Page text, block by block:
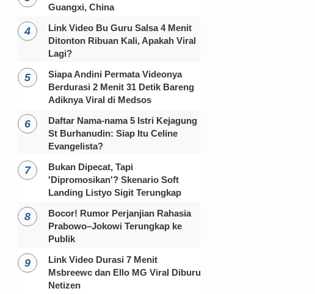
Guangxi, China
Link Video Bu Guru Salsa 4 Menit
Ditonton Ribuan Kali, Apakah Viral
Lagi?
Siapa Andini Permata Videonya
Berdurasi 2 Menit 31 Detik Bareng
Adiknya Viral di Medsos
Daftar Nama-nama 5 Istri Kejagung
St Burhanudin: Siap Itu Celine
Evangelista?
Bukan Dipecat, Tapi
'Dipromosikan'? Skenario Soft
Landing Listyo Sigit Terungkap
Bocor! Rumor Perjanjian Rahasia
Prabowo–Jokowi Terungkap ke
Publik
Link Video Durasi 7 Menit
Msbreewc dan Ello MG Viral Diburu
Netizen